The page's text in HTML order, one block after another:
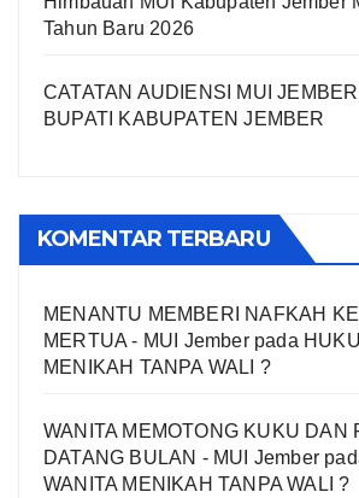
Tahun Baru 2026
CATATAN AUDIENSI MUI
BUPATI KABUPATEN JEMBER
KOMENTAR TERBARU
MENANTU MEMBERI NAFKAH
MERTUA - MUI Jemberpada
MENIKAH TANPA WALI ?
WANITA MEMOTONG KUKU DAN
DATANG BULAN - MUI Jember
WANITA MENIKAH TANPA WALI ?